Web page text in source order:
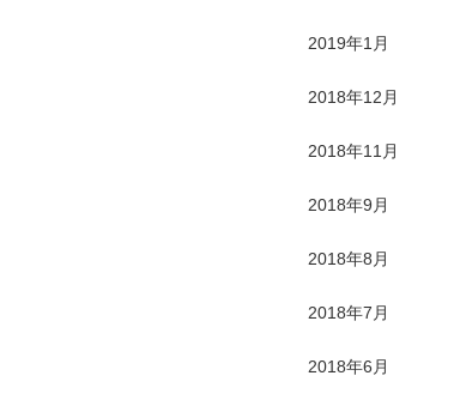
2019年1月
2018年12月
2018年11月
2018年9月
2018年8月
2018年7月
2018年6月